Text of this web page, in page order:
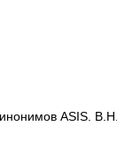
ASIS.